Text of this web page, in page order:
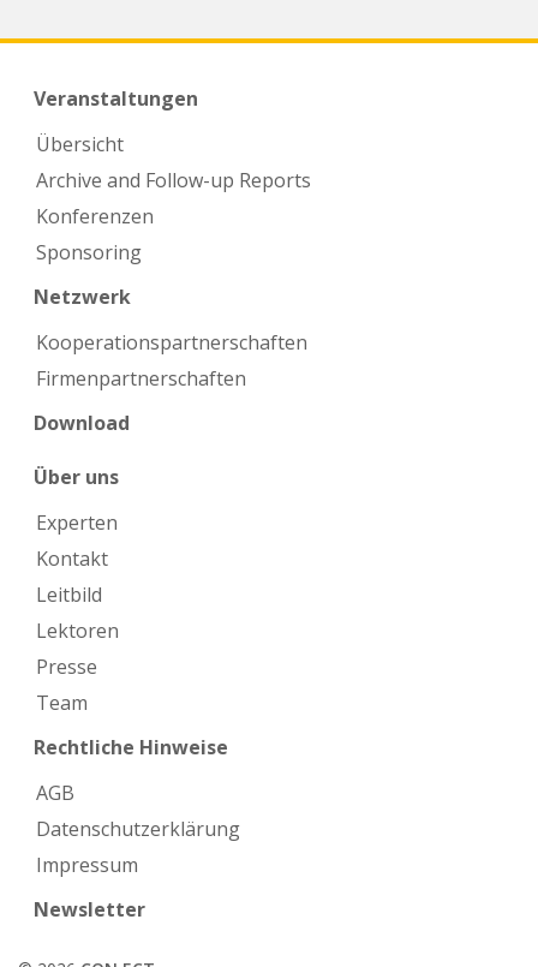
Veranstaltungen
Übersicht
Archive and Follow-up Reports
Konferenzen
Sponsoring
Netzwerk
Kooperations­partnerschaften
Firmen­partnerschaften
Download
Über uns
Experten
Kontakt
Leitbild
Lektoren
Presse
Team
Rechtliche Hinweise
AGB
Datenschutzerklärung
Impressum
Newsletter